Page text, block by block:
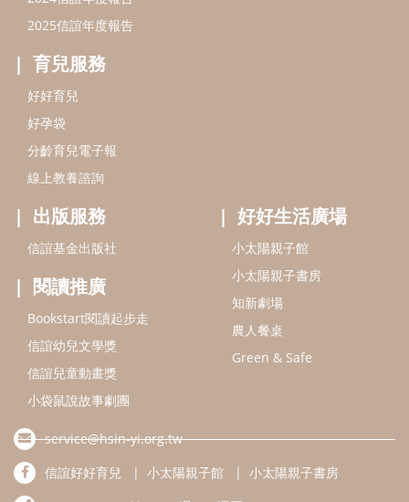
2025信誼年度報告
育兒服務
好好育兒
好孕袋
分齡育兒電子報
線上教養諮詢
出版服務
信誼基金出版社
閱讀推廣
Bookstart閱讀起步走
信誼幼兒文學獎
信誼兒童動畫獎
小袋鼠說故事劇團
好好生活廣場
小太陽親子館
小太陽親子書房
知新劇場
農人餐桌
Green & Safe
service@hsin-yi.org.tw
信誼好好育兒
小太陽親子館
小太陽親子書房